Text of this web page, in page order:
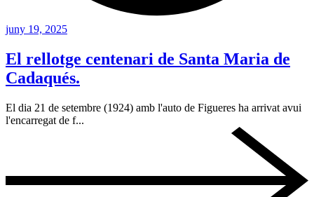
juny 19, 2025
El rellotge centenari de Santa Maria de
Cadaqués.
El dia 21 de setembre (1924) amb l'auto de Figueres ha arrivat avui
l'encarregat de f...